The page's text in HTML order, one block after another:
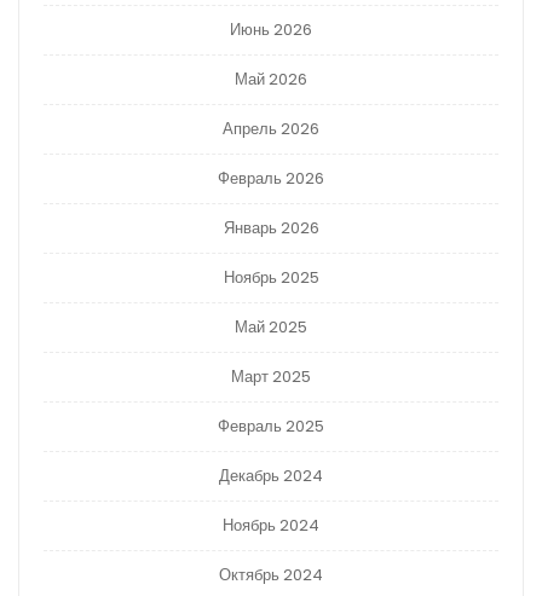
Июнь 2026
Май 2026
Апрель 2026
Февраль 2026
Январь 2026
Ноябрь 2025
Май 2025
Март 2025
Февраль 2025
Декабрь 2024
Ноябрь 2024
Октябрь 2024